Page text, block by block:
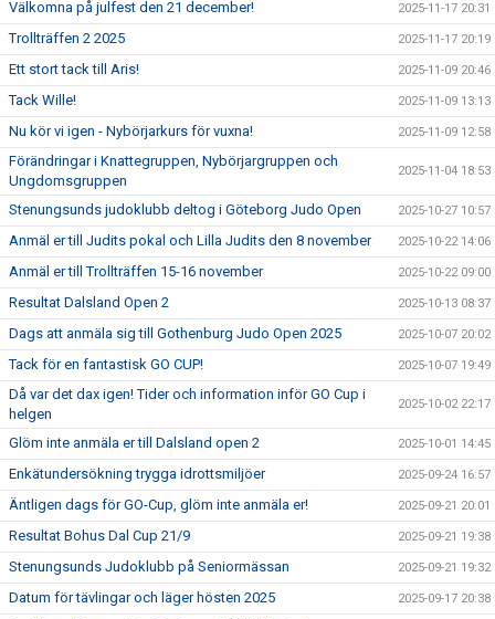
Välkomna på julfest den 21 december! 2025-11-17 20:31
Trollträffen 2 2025 2025-11-17 20:19
Ett stort tack till Aris! 2025-11-09 20:46
Tack Wille! 2025-11-09 13:13
Nu kör vi igen - Nybörjarkurs för vuxna! 2025-11-09 12:58
Förändringar i Knattegruppen, Nybörjargruppen och
Ungdomsgruppen
2025-11-04 18:53
Stenungsunds judoklubb deltog i Göteborg Judo Open 2025-10-27 10:57
Anmäl er till Judits pokal och Lilla Judits den 8 november 2025-10-22 14:06
Anmäl er till Trollträffen 15-16 november 2025-10-22 09:00
Resultat Dalsland Open 2 2025-10-13 08:37
Dags att anmäla sig till Gothenburg Judo Open 2025 2025-10-07 20:02
Tack för en fantastisk GO CUP! 2025-10-07 19:49
Då var det dax igen! Tider och information inför GO Cup i
helgen
2025-10-02 22:17
Glöm inte anmäla er till Dalsland open 2 2025-10-01 14:45
Enkätundersökning trygga idrottsmiljöer 2025-09-24 16:57
Äntligen dags för GO-Cup, glöm inte anmäla er! 2025-09-21 20:01
Resultat Bohus Dal Cup 21/9 2025-09-21 19:38
Stenungsunds Judoklubb på Seniormässan 2025-09-21 19:32
Datum för tävlingar och läger hösten 2025 2025-09-17 20:38